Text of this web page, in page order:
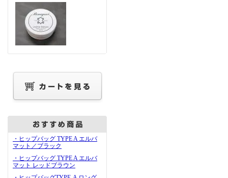
・ヒップバッグ TYPE A エルバ
マット／ブラック
・ヒップバッグ TYPE A エルバ
マット レッドブラウン